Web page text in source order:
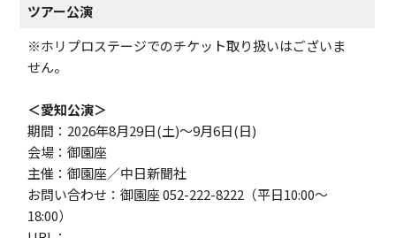
ツアー公演
※ホリプロステージでのチケット取り扱いはございま
せん。
＜愛知公演＞
期間：2026年8月29日(土)～9月6日(日)
会場：御園座
主催：御園座／中日新聞社
お問い合わせ：御園座 052-222-8222（平日10:00～
18:00）